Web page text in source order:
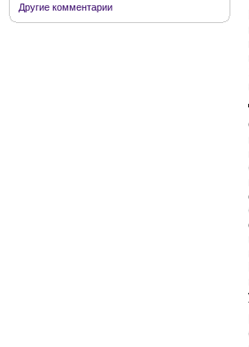
Другие комментарии